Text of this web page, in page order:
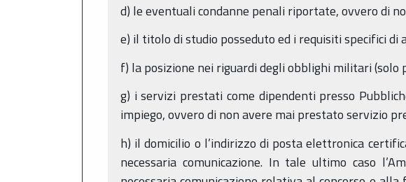
d) le eventuali condanne penali riportate, ovvero di
e) il titolo di studio posseduto ed i requisiti specifici
f) la posizione nei riguardi degli obblighi militari
g) i servizi prestati come dipendenti presso
impiego, ovvero di non avere mai prestato servizio
h) il domicilio o l’indirizzo di posta elettronica
necessaria comunicazione. In tale ultimo caso